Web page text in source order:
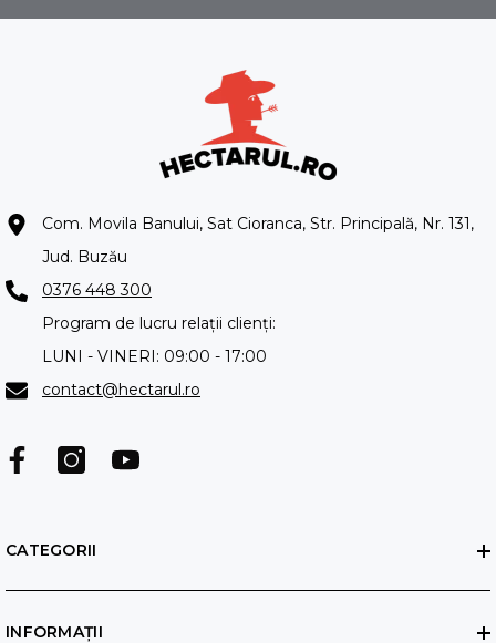
Com. Movila Banului, Sat Cioranca, Str. Principală, Nr. 131,
Jud. Buzău
0376 448 300
Program de lucru relații clienți:
LUNI - VINERI: 09:00 - 17:00
contact@hectarul.ro
CATEGORII
INFORMAȚII